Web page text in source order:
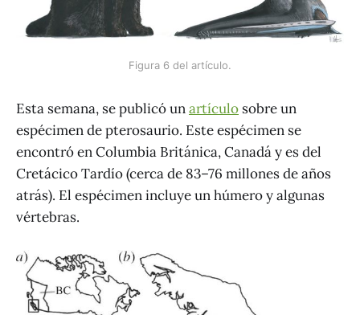
Figura 6 del artículo.
Esta semana, se publicó unartículo sobre un
espécimen de pterosaurio. Este espécimen se
encontró en Columbia Británica, Canadá y es del
Cretácico Tardío (cerca de 83–76 millones de años
atrás). El espécimen incluye un húmero y algunas
vértebras.